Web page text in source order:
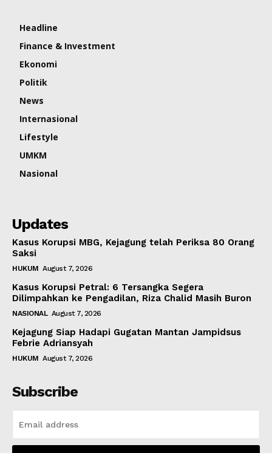
Headline
Finance & Investment
Ekonomi
Politik
News
Internasional
Lifestyle
UMKM
Nasional
Updates
Kasus Korupsi MBG, Kejagung telah Periksa 80 Orang
Saksi
HUKUM August 7, 2026
Kasus Korupsi Petral: 6 Tersangka Segera
Dilimpahkan ke Pengadilan, Riza Chalid Masih Buron
NASIONAL August 7, 2026
Kejagung Siap Hadapi Gugatan Mantan Jampidsus
Febrie Adriansyah
HUKUM August 7, 2026
Subscribe